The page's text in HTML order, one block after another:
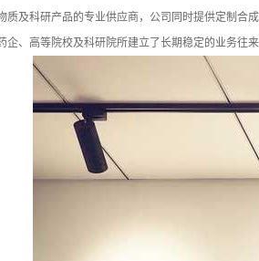
质及科研产品的专业供应商，公司同时提供定制合
企、高等院校及科研院所建立了长期稳定的业务往